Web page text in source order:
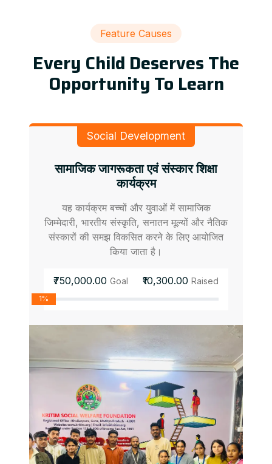
Feature Causes
Every Child Deserves The
Opportunity To Learn
Social Development
सामाजिक जागरूकता एवं संस्कार शिक्षा
कार्यक्रम
यह कार्यक्रम बच्चों और युवाओं में सामाजिक
जिम्मेदारी, भारतीय संस्कृति, सनातन मूल्यों और नैतिक
संस्कारों की समझ विकसित करने के लिए आयोजित
किया जाता है।
₹750,000.00 Goal ₹10,300.00 Raised
1%